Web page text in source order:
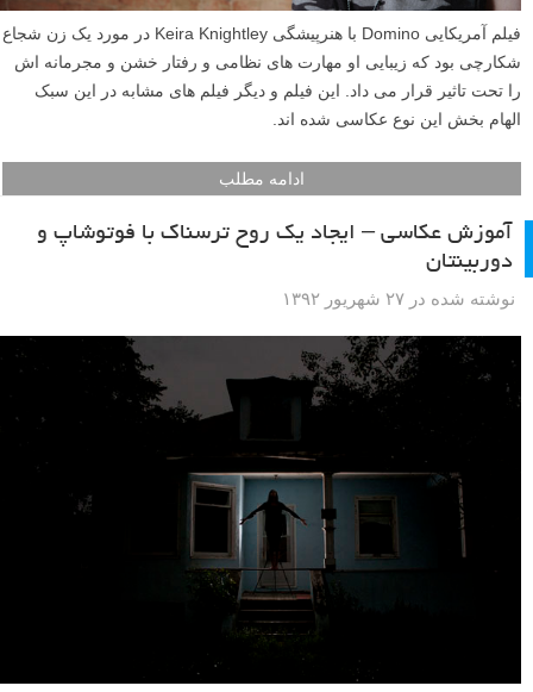
فیلم آمریکایی Domino با هنرپیشگی Keira Knightley در مورد یک زن شجاع
شکارچی بود که زیبایی او مهارت های نظامی و رفتار خشن و مجرمانه اش
را تحت تاثیر قرار می داد. این فیلم و دیگر فیلم های مشابه در این سبک
الهام بخش این نوع عکاسی شده اند.
ادامه مطلب
آموزش عکاسی – ایجاد یک روح ترسناک با فوتوشاپ و
دوربینتان
نوشته شده در ۲۷ شهریور ۱۳۹۲